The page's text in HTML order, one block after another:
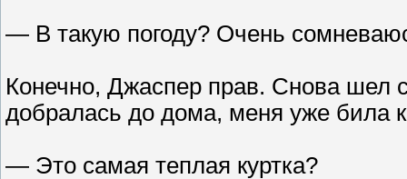
— В такую погоду? Очень
Конечно, Джаспер прав. Снова шел
добралась до дома, меня уже била
— Это самая теплая куртка?